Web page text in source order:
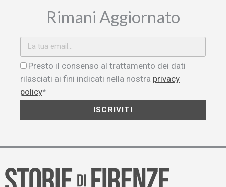
Rimani Aggiornato
Presto il consenso al trattamento dei dati
rilasciati ai fini indicati nella nostra privacy
policy*
ISCRIVITI